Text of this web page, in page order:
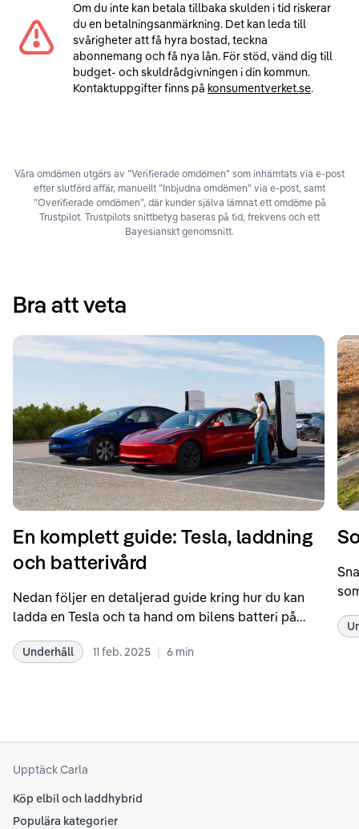
Om du inte kan betala tillbaka skulden i tid riskerar
du en betalningsanmärkning. Det kan leda till
svårigheter att få hyra bostad, teckna
abonnemang och få nya lån. För stöd, vänd dig till
budget- och skuldrådgivningen i din kommun.
Kontaktuppgifter finns på konsumentverket.se.
Våra omdömen utgörs av ”Verifierade omdömen” som inhämtats via e-post
efter slutförd affär, manuellt ”Inbjudna omdömen” via e-post, samt
”Overifierade omdömen”, där kunder själva lämnat ett omdöme på
Trustpilot. Trustpilots snittbetyg baseras på tid, frekvens och ett
Bayesianskt genomsnitt.
Bra att veta
En komplett guide: Tesla, laddning
och batterivård
Nedan följer en detaljerad guide kring hur du kan
ladda en Tesla och ta hand om bilens batteri på
rekommendationer samt våra egna erfarenheter
Underhåll 11 feb. 2025 | 6 min
att
Upptäck Carla
Köp elbil och laddhybrid
Populära kategorier